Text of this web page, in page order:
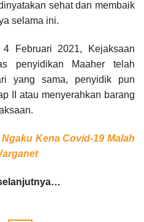
sehat dan membaik
selama ini.
Februari 2021, Kejaksaan
penyidikan Maaher telah
yang sama, penyidik pun
II atau menyerahkan barang
Kena Covid-19 Malah